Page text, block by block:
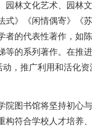
园林文化艺术、园林
式》《闲情偶寄》《
的代表性著作，如
等的系列著作。在推
动，推广利用和活化
院图书馆将坚持初心
符合学校人才培养